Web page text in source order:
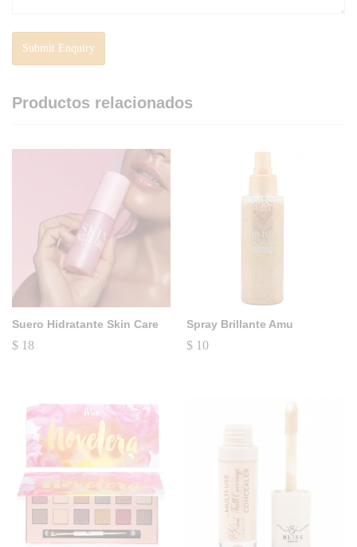
Productos relacionados
Suero Hidratante Skin Care
$ 18
Spray Brillante Amu
$ 10